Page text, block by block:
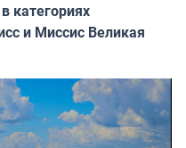
категориях
и Миссис Великая